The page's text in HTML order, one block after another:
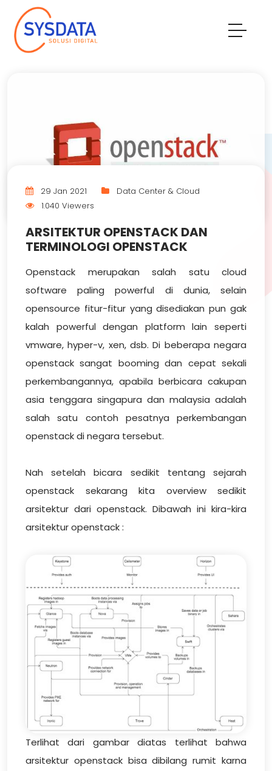
29 Jan 2021
Data Center & Cloud
1.040 Viewers
ARSITEKTUR OPENSTACK DAN
TERMINOLOGI OPENSTACK
Openstack merupakan salah satu cloud
software paling powerful di dunia, selain
opensource fitur-fitur yang disediakan pun gak
kalah powerful dengan platform lain seperti
vmware, hyper-v, xen, dsb. Di beberapa negara
openstack sangat booming dan cepat sekali
perkembangannya, apabila berbicara cakupan
asia tenggara singapura dan malaysia adalah
salah satu contoh pesatnya perkembangan
openstack di negara tersebut.
Nah setelah bicara sedikit tentang sejarah
openstack sekarang kita overview sedikit
arsitektur dari openstack. Dibawah ini kira-kira
arsitektur openstack :
Terlihat dari gambar diatas terlihat bahwa
arsitektur openstack bisa dibilang rumit karna